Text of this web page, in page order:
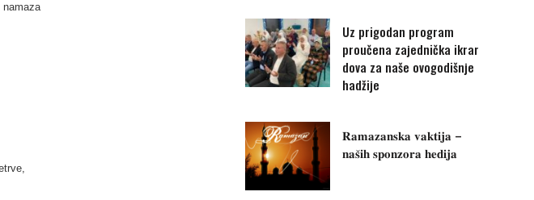
Uz prigodan program
proučena zajednička ikrar
dova za naše ovogodišnje
hadžije
𝐑𝐚𝐦𝐚𝐳𝐚𝐧𝐬𝐤𝐚 𝐯𝐚𝐤𝐭𝐢𝐣𝐚 –
𝐧𝐚𝐬̌𝐢𝐡 𝐬𝐩𝐨𝐧𝐳𝐨𝐫𝐚 𝐡𝐞𝐝𝐢𝐣𝐚